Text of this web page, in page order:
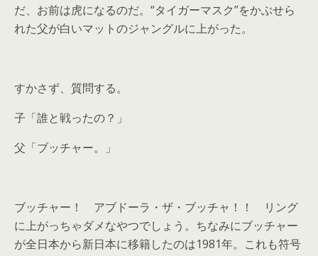
だ、お前は虎になるのだ。“タイガーマスク”をかぶせら
れた父が白いマットのジャングルに上がった。
すかさず、質問する。
子「誰と戦ったの？」
父「ブッチャー。」
ブッチャー！ アブドーラ・ザ・ブッチャ！！ リング
に上がっちゃダメなやつでしょう。ちなみにブッチャー
が全日本から新日本に移籍したのは1981年。これも符号